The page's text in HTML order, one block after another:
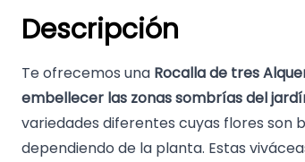
Descripción
Te ofrecemos una Rocalla de tres
embellecer las zonas sombrías del
variedades diferentes cuyas flores son
dependiendo de la planta. Estas